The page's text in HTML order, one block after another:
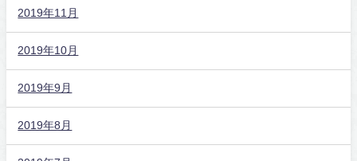
2019年11月
2019年10月
2019年9月
2019年8月